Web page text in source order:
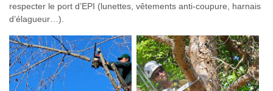
respecter le port d’EPI (lunettes, vêtements anti-coupure, harnais
d’élagueur…).